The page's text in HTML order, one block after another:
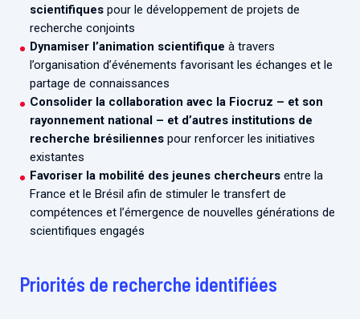
scientifiques pour le développement de projets de
recherche conjoints
Dynamiser l’animation scientifique à travers
l’organisation d’événements favorisant les échanges et le
partage de connaissances
Consolider la collaboration avec la Fiocruz – et son
rayonnement national – et d’autres institutions de
recherche brésiliennes pour renforcer les initiatives
existantes
Favoriser la mobilité des jeunes chercheursentre la
France et le Brésil afin de stimuler le transfert de
compétences et l’émergence de nouvelles générations de
scientifiques engagés
Priorités de recherche identifiées